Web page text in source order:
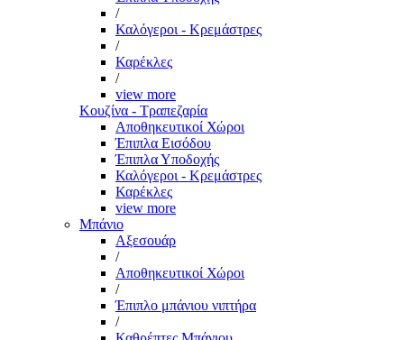
/
Καλόγεροι - Κρεμάστρες
/
Καρέκλες
/
view more
Κουζίνα - Τραπεζαρία
Αποθηκευτικοί Χώροι
Έπιπλα Εισόδου
Έπιπλα Υποδοχής
Καλόγεροι - Κρεμάστρες
Καρέκλες
view more
Μπάνιο
Αξεσουάρ
/
Αποθηκευτικοί Χώροι
/
Έπιπλο μπάνιου νιπτήρα
/